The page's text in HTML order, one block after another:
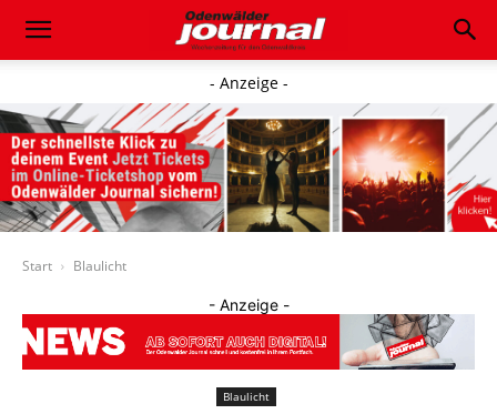
- Anzeige -
Start Blaulicht
- Anzeige -
Blaulicht